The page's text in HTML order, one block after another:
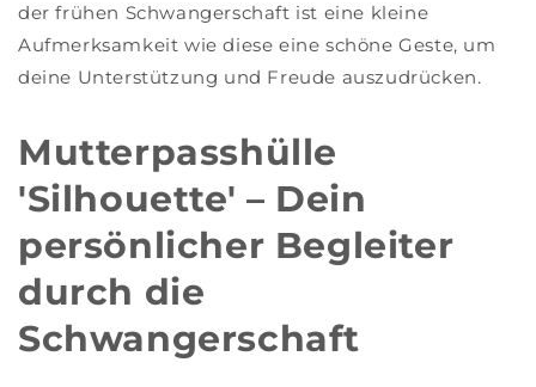
der frühen Schwangerschaft ist eine kleine
Aufmerksamkeit wie diese eine schöne Geste, um
deine Unterstützung und Freude auszudrücken.
Mutterpasshülle
'Silhouette' – Dein
persönlicher Begleiter
durch die
Schwangerschaft